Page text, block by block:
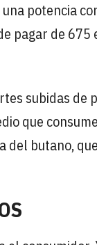
potencia
pagar de 675
subidas de
que
del butano,